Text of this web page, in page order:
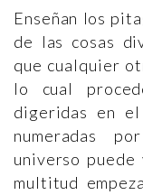
Enseñan los
de las cosas
que cualquier
lo cual
digeridas en el
numeradas
universo
multitud